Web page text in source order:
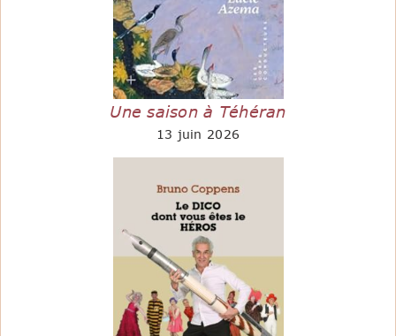
Une saison à Téhéran
13 juin 2026